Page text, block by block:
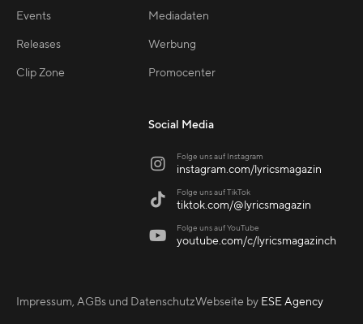
Events
Releases
Clip Zone
Mediadaten
Werbung
Promocenter
Social Media
 Folge uns auf Instagram
instagram.com/lyricsmagazin
 Folge uns auf TikTok
tiktok.com/@lyricsmagazin
 Folge uns auf YouTube
youtube.com/c/lyricsmagazinch
Impressum, AGBs und DatenschutzWebseite by ESE Agency